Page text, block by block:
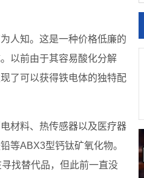
人知。这是一种价格低廉的
以前由于其容易酸化分解
了可以获得铁电体的独特配
材料、热传感器以及医疗器
等ABX3型钙钛矿氧化物。
找替代品，但此前一直没